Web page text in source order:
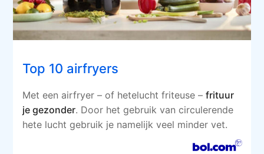
Top 10 airfryers
Met een airfryer – of hetelucht friteuse –frituur
je gezonder. Door het gebruik van circulerende
hete lucht gebruik je namelijk veel minder vet.